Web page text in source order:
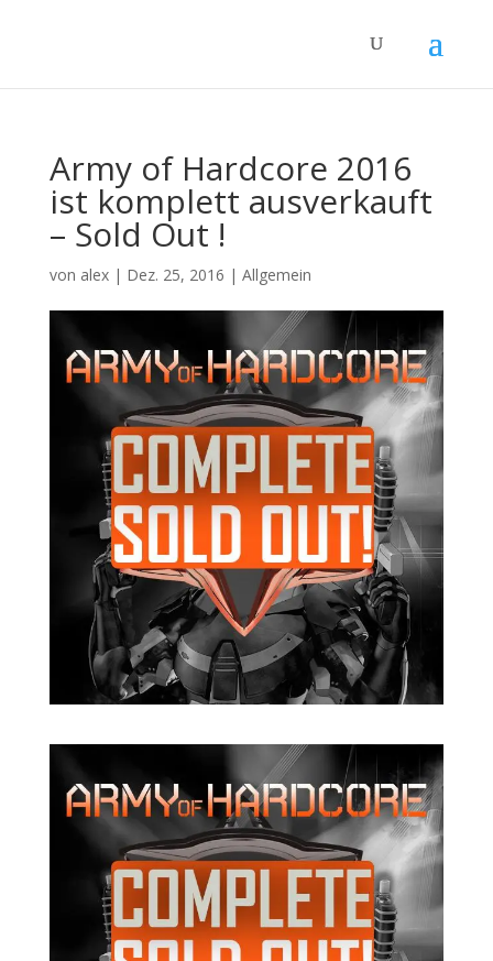
Army of Hardcore 2016
ist komplett ausverkauft
– Sold Out !
von alex| Dez. 25, 2016 | Allgemein